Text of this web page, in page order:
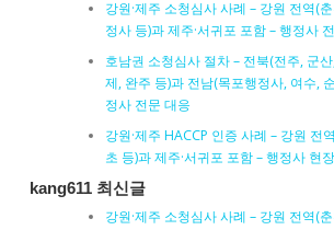
강원·제주 소청심사 사례 – 강원 전역(
정사 등)과 제주·서귀포 포함 – 행정사
호남권 소청심사 절차 – 전북(전주, 군
제, 완주 등)과 전남(목포행정사, 여수,
정사 전문 대응
강원·제주 HACCP 인증 사례 – 강원 전
초 등)과 제주·서귀포 포함 – 행정사 현
kang611 최신글
강원·제주 소청심사 사례 – 강원 전역(